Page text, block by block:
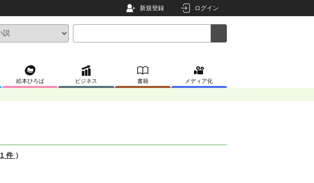
新規登録 ログイン
絵本ひろば ビジネス 書籍 メディア化
1 件 ）